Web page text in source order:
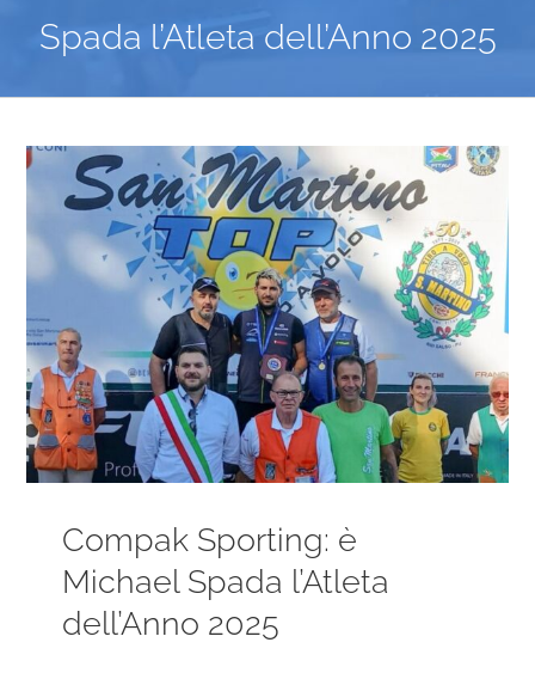
Spada l’Atleta dell’Anno 2025
Ingrandisci
immagine
Compak Sporting: è
Michael Spada l’Atleta
dell’Anno 2025